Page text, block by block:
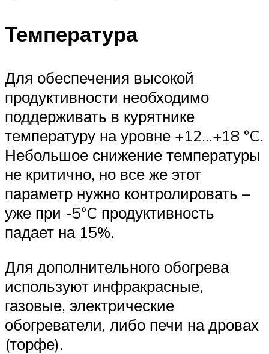
Температура
Для обеспечения высокой
продуктивности необходимо
поддерживать в курятнике
температуру на уровне +12…+18 °C.
Небольшое снижение температуры
не критично, но все же этот
параметр нужно контролировать –
уже при -5°C продуктивность
падает на 15%.
Для дополнительного обогрева
используют инфракрасные,
газовые, электрические
обогреватели, либо печи на дровах
(торфе).